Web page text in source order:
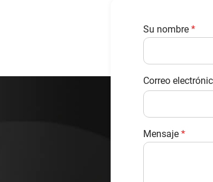
Su nombre *
Correo
Mensaje *